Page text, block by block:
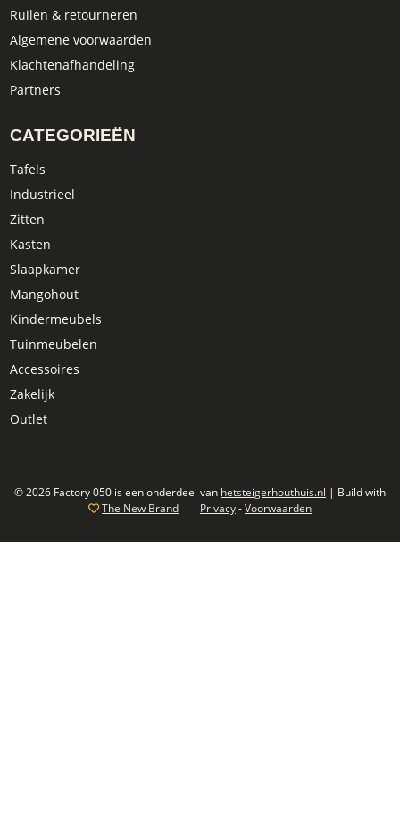
Ruilen & retourneren
Algemene voorwaarden
Klachtenafhandeling
Partners
CATEGORIEËN
Tafels
Industrieel
Zitten
Kasten
Slaapkamer
Mangohout
Kindermeubels
Tuinmeubelen
Accessoires
Zakelijk
Outlet
© 2026 Factory 050 is een onderdeel van hetsteigerhouthuis.nl | Build with
The New Brand
Privacy-Voorwaarden